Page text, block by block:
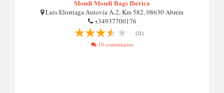
Mondi Mondi Bags Ibérica
Luis Elorriaga Autovía A-2, Km 582, 08630 Abrera
+34937700176
(21)
10 comentarios